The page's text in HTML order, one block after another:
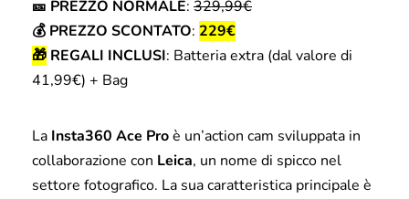
🎫 PREZZO NORMALE: 329,99€
💰 PREZZO SCONTATO: 229€
🎁 REGALI INCLUSI: Batteria extra (dal valore di
41,99€) + Bag
La Insta360 Ace Proè un’action cam sviluppata in
collaborazione con Leica, un nome di spicco nel
settore fotografico. La sua caratteristica principale è